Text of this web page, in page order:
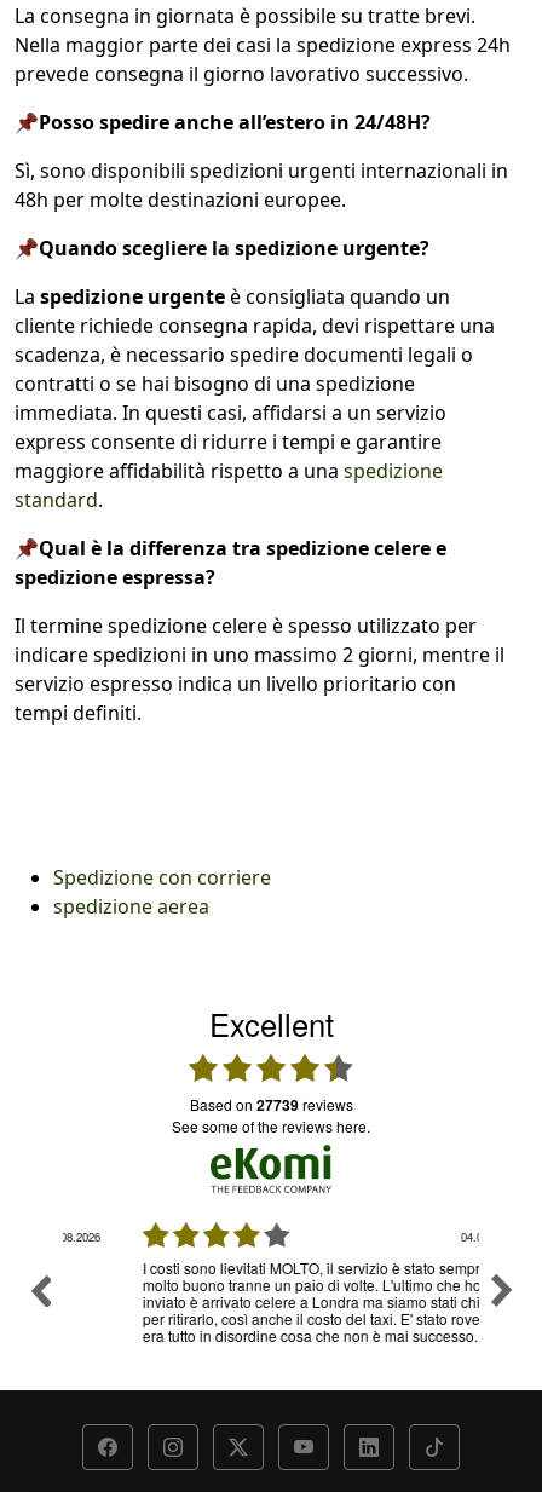
La consegna in giornata è possibile su tratte brevi.
Nella maggior parte dei casi la spedizione express 24h
prevede consegna il giorno lavorativo successivo.
📌Posso spedire anche all’estero in 24/48H?
Sì, sono disponibili spedizioni urgenti internazionali in
48h per molte destinazioni europee.
📌Quando scegliere la spedizione urgente?
La spedizione urgenteè consigliata quando un
cliente richiede consegna rapida, devi rispettare una
scadenza, è necessario spedire documenti legali o
contratti o se hai bisogno di una spedizione
immediata. In questi casi, affidarsi a un servizio
express consente di ridurre i tempi e garantire
maggiore affidabilità rispetto a una spedizione
standard.
📌Qual è la differenza tra spedizione celere e
spedizione espressa?
Il termine spedizione celere è spesso utilizzato per
indicare spedizioni in uno massimo 2 giorni, mentre il
servizio espresso indica un livello prioritario con
tempi definiti.
Spedizione con corriere
spedizione aerea
Excellent
based on 27739reviews
see some of the reviews here.
I costi sono lievitati MOLTO, il servizio è stato sempre
molto buono tranne un paio di volte. L'ultimo che ho
inviato è arrivato celere a Londra ma siamo stati chiamati
per ritirarlo, così anche il costo del taxi. E' stato rovesciato,
era tutto in disordine cosa che non è mai successo.